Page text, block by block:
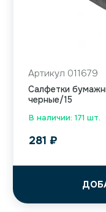
В наличии: 171 шт.
Артикул 011679
Салфетки
черные/15
281 ₽